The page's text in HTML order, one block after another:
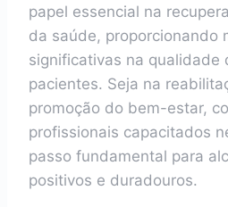
papel essencial na
da saúde, proporcionando
significativas na qualidade
pacientes. Seja na
promoção do bem-estar,
profissionais capacitados
passo fundamental para
positivos e duradouros.